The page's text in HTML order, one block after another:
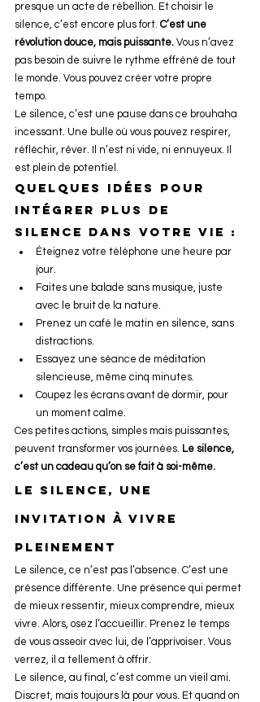
presque un acte de rébellion. Et choisir le
silence, c’est encore plus fort. C’est une
révolution douce, mais puissante. Vous n’avez
pas besoin de suivre le rythme effréné de tout
le monde. Vous pouvez créer votre propre
tempo.
Le silence, c’est une pause dans ce brouhaha
incessant. Une bulle où vous pouvez respirer,
réfléchir, rêver. Il n’est ni vide, ni ennuyeux. Il
est plein de potentiel.
Quelques idées pour
intégrer plus de
silence dans votre vie :
Éteignez votre téléphone une heure par
jour.
Faites une balade sans musique, juste
avec le bruit de la nature.
Prenez un café le matin en silence, sans
distractions.
Essayez une séance de méditation
silencieuse, même cinq minutes.
Coupez les écrans avant de dormir, pour
un moment calme.
Ces petites actions, simples mais puissantes,
peuvent transformer vos journées. Le silence,
c’est un cadeau qu’on se fait à soi-même.
Le silence, une
invitation à vivre
pleinement
Le silence, ce n’est pas l’absence. C’est une
présence différente. Une présence qui permet
de mieux ressentir, mieux comprendre, mieux
vivre. Alors, osez l’accueillir. Prenez le temps
de vous asseoir avec lui, de l’apprivoiser. Vous
verrez, il a tellement à offrir.
Le silence, au final, c’est comme un vieil ami.
Discret, mais toujours là pour vous. Et quand on